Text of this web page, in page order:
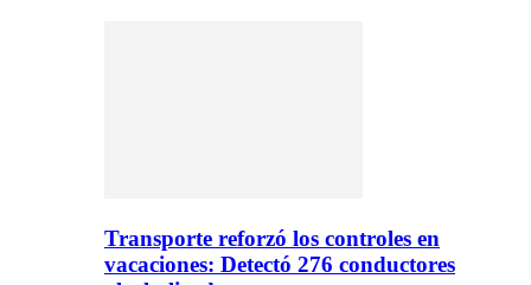
Transporte reforzó los controles en
vacaciones: Detectó 276 conductores